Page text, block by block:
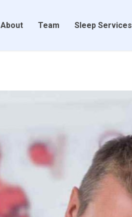
About Team Sleep Services